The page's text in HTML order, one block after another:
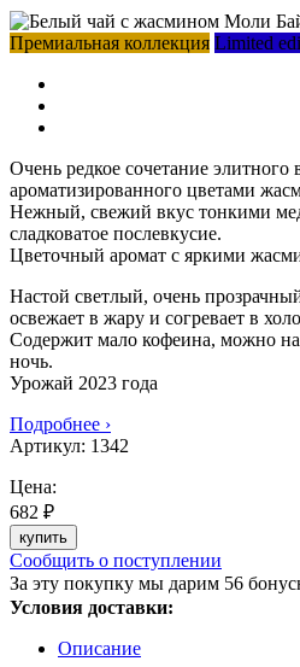
Премиальная коллекция Limited
Очень редкое сочетание элитного
ароматизированного цветами
Нежный, свежий вкус тонкими
сладковатое послевкусие.
Цветочный аромат с яркими
Настой светлый, очень
освежает в жару и согревает в
Содержит мало кофеина, можно
ночь.
Урожай 2023 года
Подробнее ›
Артикул: 1342
Цена:
682 ₽
купить
Сообщить о поступлении
За эту покупку мы дарим 56
Условия доставки:
Описание